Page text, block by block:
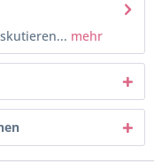
mehr